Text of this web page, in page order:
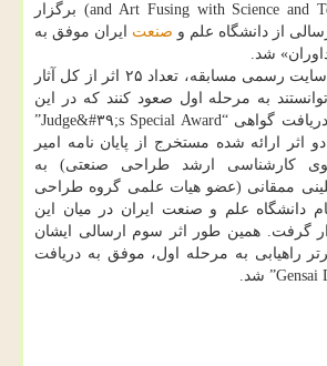
and Art Fusing with Science and Technology- SDAFST) برگزار
از دانشگاه علم و صنعت ایران موفق به
شد.
برمبنای اعلام خبر از سایت رسمی مسابقه، تعداد ۲۵ اثر از کل آثار
به مرحله اول صعود کنند که در این
بین، ۷ اثر موفق به دریافت گواهی “Judge&#۳۹;s Special Award”
اثر ارائه شده مستخرج از پایان نامه امیر
کارشناسی ارشد طراحی صنعتی) به
ممقانی (عضو هیات علمی گروه طراحی
دانشگاه علم و صنعت ایران در میان این
گرفت. همین طور اثر سوم ارسالی ایشان
میان ۲۵ اثر برتر راهیابی به مرحله اول، موفق به دریافت